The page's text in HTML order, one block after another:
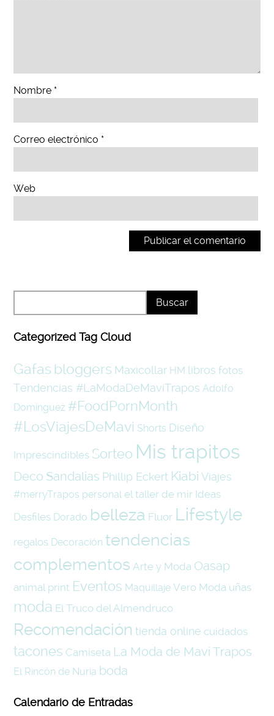
Nombre *
Correo electrónico *
Web
Categorized Tag Cloud
Gafas bloggers Maxicollar HM libros fotos
Tendencias #LaModaDeMaviTrapos Adolfo
Domínguez #FoodPornMonth
#LosViajesDeMavi Shorts Diseño
Imprescindibles Sorteo Mis trapitos
Deco Sandalias Phillip Eckert Kiabi Viajes
#merryTrapos personal el taller de mir Ideas
Desfiles Dorado belleza Fluor Lifestyle
regalos Decoración tendencias
complementos Arte y Moda Oasap
animal print Eventos Maquillaje Vero Moda uñas
moda El Truco del Almendruco
Recomendación tienda online cuidados
tacones Camiseta La Moda de Mavi Trapos
El Rincón de Nuria boda
Calendario de Entradas